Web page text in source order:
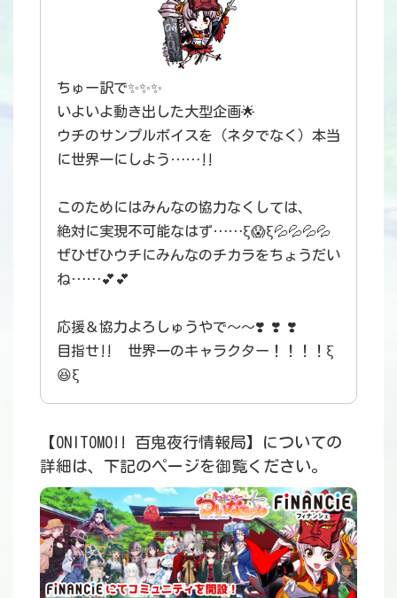
ちゅー訳で✨✨✨
いよいよ動き出した大型企画🌟
ウチのサンプルボイスを（ネタでなく）本当
に世界一にしよう……‼️
このためにはみんなの協力なくしては、
絶対に実現不可能なはず……ξ😱ξ💦💦💦💦
ぜひぜひウチにみんなのチカラをちょうだい
ね……💕💕
応援＆協力よろしゅうやで〜〜❣️ ❣️ ❣️
目指せ‼️ 世界一のキャラクター！！！！ξ
😆ξ
【ONITOMO!! 百鬼夜行情報局】についての
詳細は、下記のページを御覧ください。